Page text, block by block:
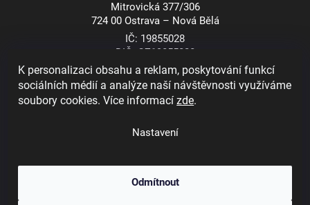
K personalizaci obsahu a reklam, poskytování funkcí
sociálních médií a analýze naší návštěvnosti využíváme
soubory cookies. Více informacízde.
Nastavení
Odmítnout
Mitrovická 377/306
724 00 Ostrava – Nová Bělá
IČ: 19855028
DIČ: CZ19855028
Dioptrické ochranné brýle